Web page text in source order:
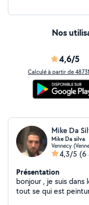
Nos
4,6/5
Calculé à partir de
Mike Da
Mike Da silva
Vennecy
4,3/5 (6
Présentation
bonjour , je suis
tout se qui est